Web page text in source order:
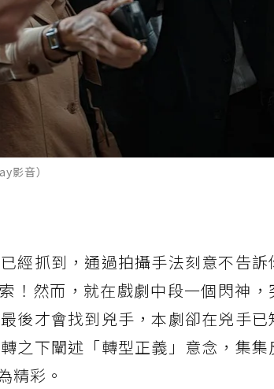
影音）
經抓到，通過拍攝手法刻意不告訴
！然而，就在戲劇中段一個閃神，
後才會找到兇手，本劇卻在兇手已
之下闡述「轉型正義」意念，集集
精彩。